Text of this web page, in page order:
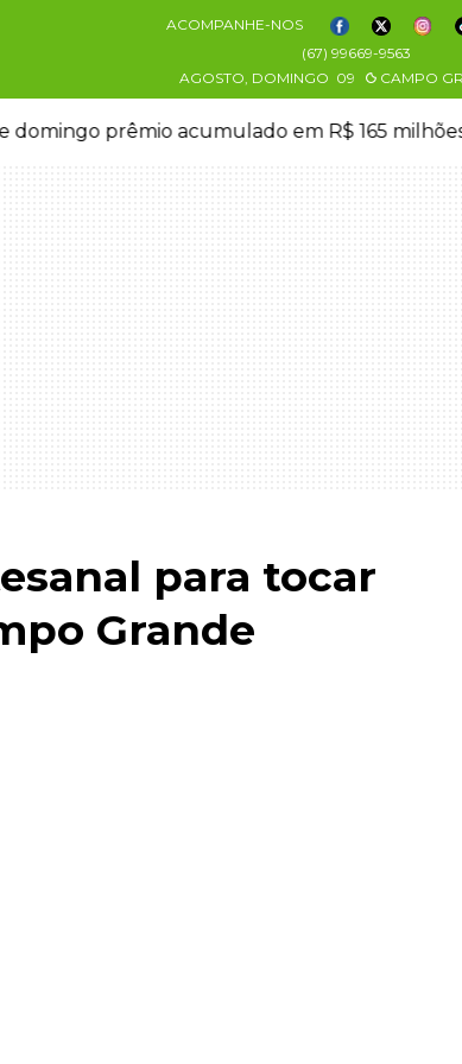
ACOMPANHE-NOS
(67) 99669-9563
AGOSTO, DOMINGO 09 CAMPO
domingo prêmio acumulado em R$ 165
para tocar
Grande